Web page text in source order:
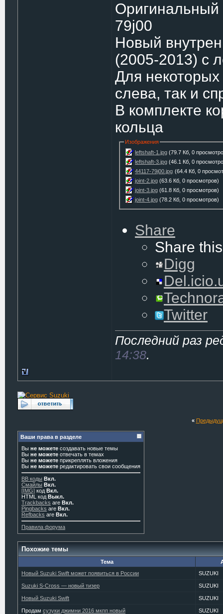
Оригинальный
79j00
Новый
(2005-2013) с
Для некоторых
слева, так и
В комплекте
кольца
Изображения
leftshaft-1.jpg (79.7 Кб, 0
leftshaft-3.jpg (46.1 Кб, 0
44117-79j00.jpg (64.4 Кб, 0
joint-2.jpg (63.6 Кб, 0 просмотров)
joint-3.jpg (61.8 Кб, 0 просмотров)
joint-4.jpg (78.2 Кб, 0 просмотров)
Share
Share
Digg
Twitter
Последний раз
14:38.
«
Ваши права в разделе
Вы не можете создавать новые темы
Вы не можете отвечать в темах
Вы не можете прикреплять вложения
Вы не можете редактировать свои сообщения
BB коды Вкл.
Смайлы Вкл.
[IMG] код Вкл.
HTML код Выкл.
Trackbacks are Вкл.
Pingbacks are Вкл.
Refbacks are Вкл.
Правила форума
Похожие темы
Тема
Новый Suzuki Swift может появиться в России
SUZUKI
Suzuki S-Cross — новый тизер SUZUKI
Новый Suzuki Swift SUZUKI
Продам сузуки джимни 2016 мкпп новый SUZUKI